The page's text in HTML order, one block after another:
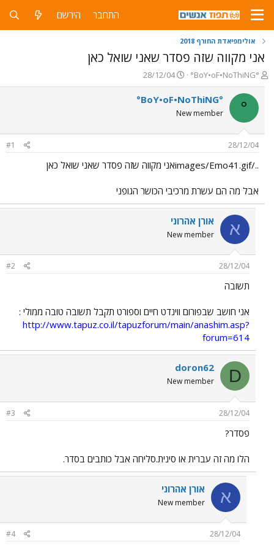
התחבר הירשם
אולימפיאדת החורף 2018
אני מקווה שזה פסדר שאני שואל כאן
פ
ו
ת
ח
ה
ש
°BoY•oF•NoThiNG°
פ
ו
ר
ר
28/12/04
°
°BoY•oF•NoThiNG°
New member
28/12/04
#1
../images/Emo41.gifאני מקווה שזה פסדר שאני שואל כאן
אבל מה הם עשרת מרכיבי הכושר הגופני
א אורן אהרוני
New member
28/12/04
#2
תשובה
אני חושב שבפורום ווינדט חיים וספורט תקבל תשובה טובה ממולי :
http://www.tapuz.co.il/tapuzforum/main/anashim.asp?
forum=614
D
doron62
New member
28/12/04
#3
פסדר?
הלו מה זה עברית או סינית.סליחה אבל כותבים בסדר.
א אורן אהרוני
New member
28/12/04
#4